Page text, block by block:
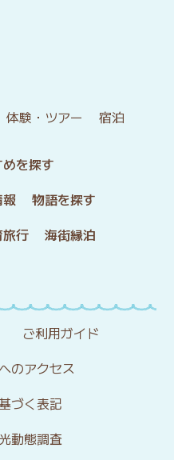
体験・ツアー 宿泊
を探す
物語を探す
行
海街縁泊
ご利用ガイド
のアクセス
づく表記
動態調査